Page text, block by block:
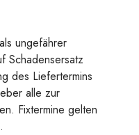
ungefährer
Schadensersatz
des Liefertermins
alle zur
Fixtermine gelten